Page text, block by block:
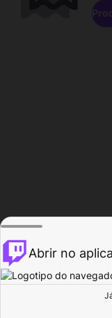
Abrir no